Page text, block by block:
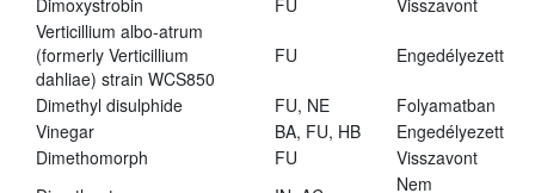
Dimoxystrobin
FU
Visszavont
Verticillium albo-atrum
(formerly Verticillium
dahliae) strain WCS850
FU Engedélyezett
Dimethyl disulphide FU, NE
Folyamatban
Vinegar
BA, FU, HB
Engedélyezett
Dimethomorph
FU
Visszavont
Nem